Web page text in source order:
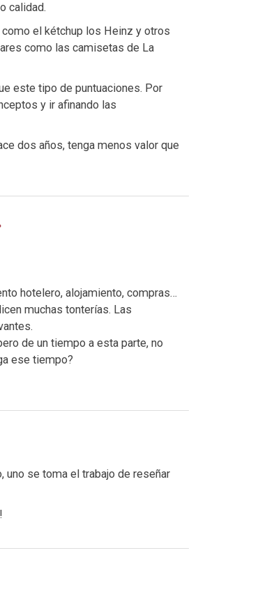
calidad.
el kétchup los Heinz y otros
como las camisetas de La
este tipo de puntuaciones. Por
y ir afinando las
dos años, tenga menos valor que
hotelero, alojamiento, compras…
muchas tonterías. Las
de un tiempo a esta parte, no
ese tiempo?
uno se toma el trabajo de reseñar